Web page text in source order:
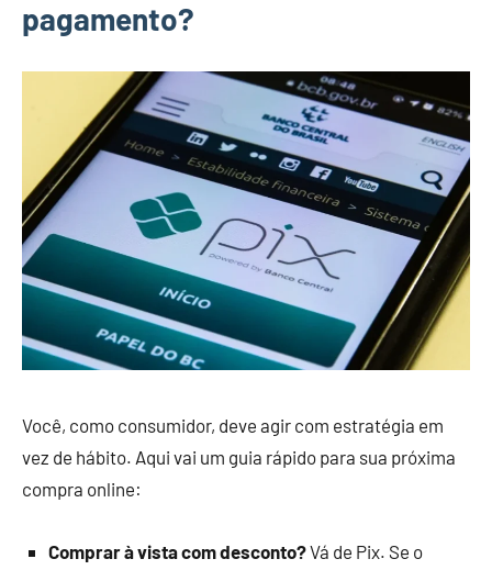
pagamento?
Você, como consumidor, deve agir com estratégia em
vez de hábito. Aqui vai um guia rápido para sua próxima
compra online:
Comprar à vista com desconto?Vá de Pix. Se o